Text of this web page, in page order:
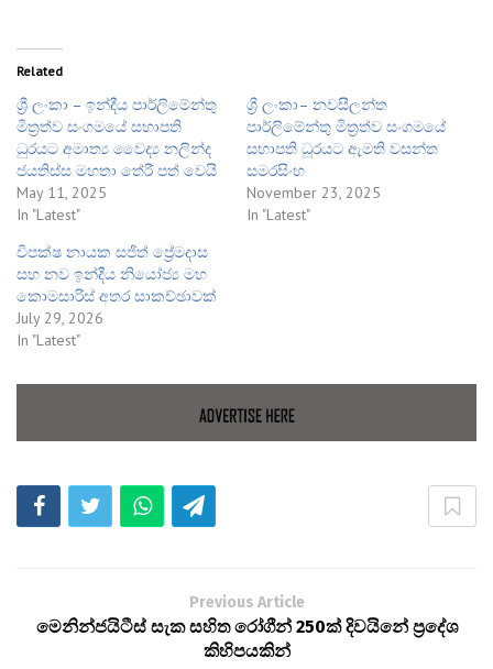
Related
ශ්‍රී ලංකා – ඉන්දීය පාර්ලිමේන්තු
මිත්‍රත්ව සංගමයේ සභාපති
ධුරයට අමාත්‍ය වෛද්‍ය නලින්ද
ජයතිස්ස මහතා තේරී පත් වෙයි
May 11, 2025
In "Latest"
ශ්‍රී ලංකා– නවසීලන්ත
පාර්ලිමේන්තු මිත්‍රත්ව සංගමයේ
සභාපති ධූරයට ඇමති වසන්ත
සමරසිංහ
November 23, 2025
In "Latest"
විපක්ෂ නායක සජිත් ප්‍රේමදාස
සහ නව ඉන්දීය නියෝජ්‍ය මහ
කොමසාරිස් අතර සාකච්ඡාවක්
July 29, 2026
In "Latest"
Previous Article
මෙනින්ජයිටීස් සැක සහිත රෝගීන් 250ක් දිවයිනේ ප්‍රදේශ
කිහිපයකින්